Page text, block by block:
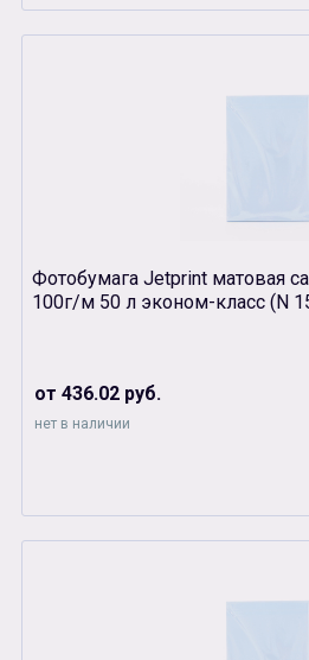
Фотобумага Jetprint матовая
100г/м 50 л эконом-класс (N
от 436.02 руб.
нет в наличии